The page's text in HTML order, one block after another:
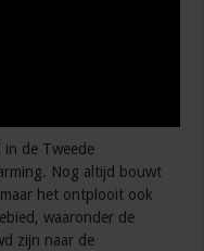
de Tweede
Nog altijd bouwt
het ontplooit ook
waaronder de
zijn naar de